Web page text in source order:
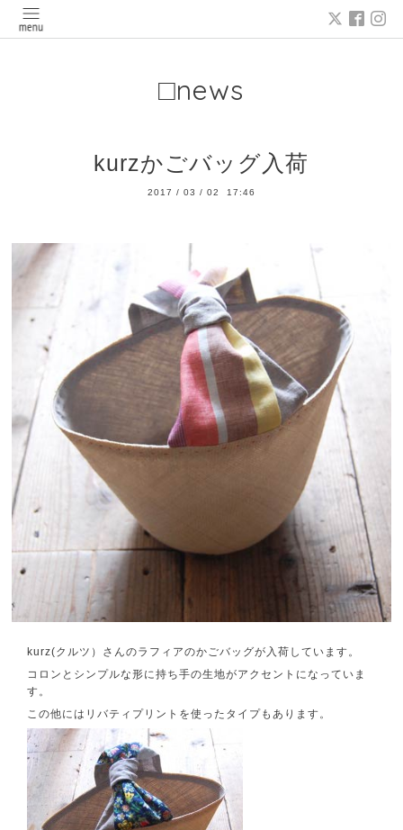
□news
kurzかごバッグ入荷
2017 / 03 / 02 17:46
kurz(クルツ）さんのラフィアのかごバッグが入荷しています。
コロンとシンプルな形に持ち手の生地がアクセントになっていま
す。
この他にはリバティプリントを使ったタイプもあります。